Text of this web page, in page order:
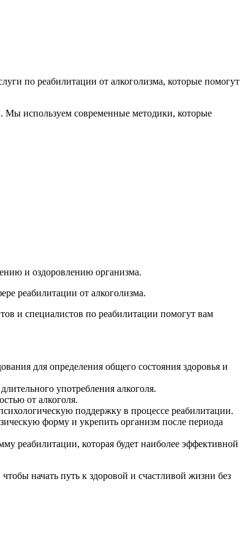
по реабилитации от алкоголизма, которые помогут
Мы используем современные методики, которые
и оздоровлению организма.
реабилитации от алкоголизма.
и специалистов по реабилитации помогут вам
для определения общего состояния здоровья и
употребления алкоголя.
от алкоголя.
поддержку в процессе реабилитации.
форму и укрепить организм после периода
реабилитации, которая будет наиболее эффективной
начать путь к здоровой и счастливой жизни без